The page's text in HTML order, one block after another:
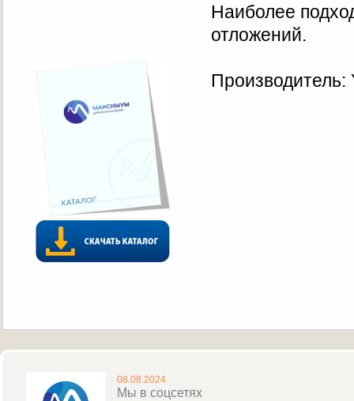
Наиболее
отложений.
08.08.2024
Мы в соцсетях